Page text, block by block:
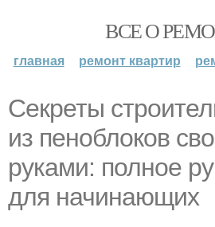
ВСЕ О
главная ремонт квартир
Секреты
из пеноблоков
руками: полное
для начинающих